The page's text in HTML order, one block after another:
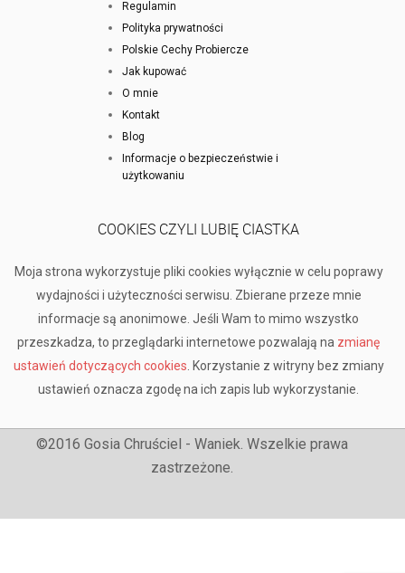
Regulamin
Polityka prywatności
Polskie Cechy Probiercze
Jak kupować
O mnie
Kontakt
Blog
Informacje o bezpieczeństwie i
użytkowaniu
COOKIES CZYLI LUBIĘ CIASTKA
Moja strona wykorzystuje pliki cookies wyłącznie w celu poprawy
wydajności i użyteczności serwisu. Zbierane przeze mnie
informacje są anonimowe. Jeśli Wam to mimo wszystko
przeszkadza, to przeglądarki internetowe pozwalają na zmianę
ustawień dotyczących cookies . Korzystanie z witryny bez zmiany
ustawień oznacza zgodę na ich zapis lub wykorzystanie.
©2016 Gosia Chruściel - Waniek. Wszelkie prawa
zastrzeżone.